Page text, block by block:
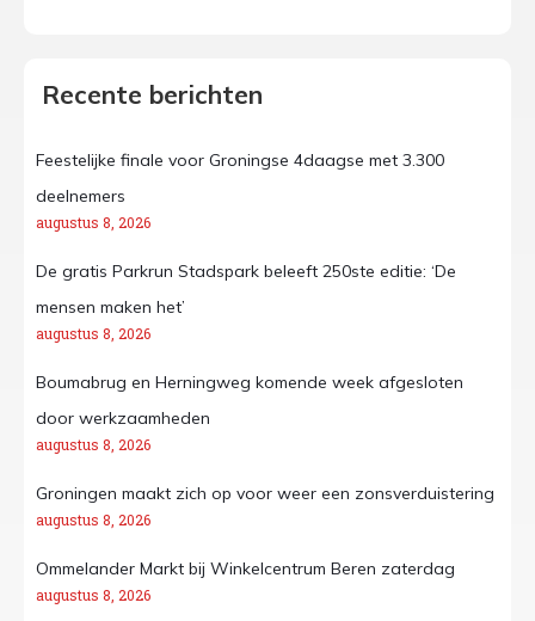
Recente berichten
Feestelijke finale voor Groningse 4daagse met 3.300
deelnemers
augustus 8, 2026
De gratis Parkrun Stadspark beleeft 250ste editie: ‘De
mensen maken het’
augustus 8, 2026
Boumabrug en Herningweg komende week afgesloten
door werkzaamheden
augustus 8, 2026
Groningen maakt zich op voor weer een zonsverduistering
augustus 8, 2026
Ommelander Markt bij Winkelcentrum Beren zaterdag
augustus 8, 2026